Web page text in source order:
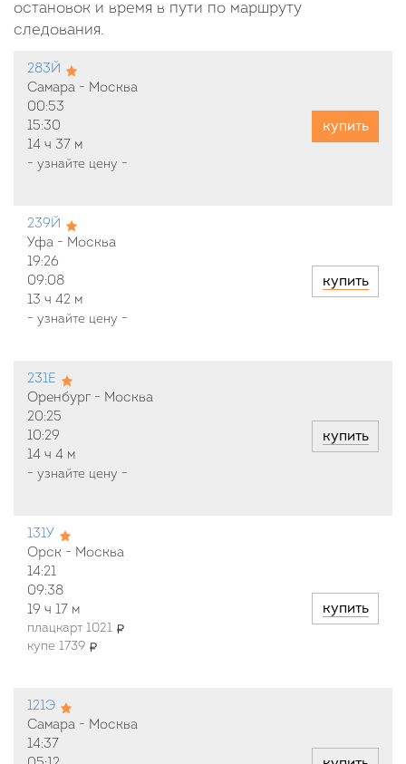
остановок и время в пути по маршруту
следования.
283Й
Самара - Москва
00:53
15:30
14 ч 37 м
- узнайте цену -
купить
239Й
Уфа - Москва
19:26
09:08
13 ч 42 м
- узнайте цену -
купить
231Е
Оренбург - Москва
20:25
10:29
14 ч 4 м
- узнайте цену -
купить
131У
Орск - Москва
14:21
09:38
19 ч 17 м
плацкарт 1021
купе 1739
купить
121Э
Самара - Москва
14:37